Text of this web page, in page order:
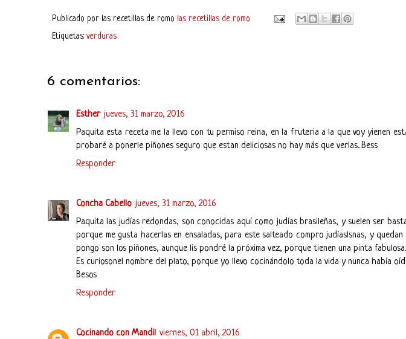
Publicado por las recetillas de romo las recetillas de romo
Etiquetas: verduras
6 comentarios:
Esther jueves, 31 marzo, 2016
Paquita esta receta me la llevo con tu permiso reina, en la fruteria a la que voy yienen
probaré a ponerle piñones seguro que estan deliciosas no hay más que verlas...Bess
Responder
Concha Cabello jueves, 31 marzo, 2016
Paquita las judías redondas, son conocidas aquí como judías brasileñas, y suelen ser
porque me gusta hacerlas en ensaladas, para este salteado compro judíaslsnas, y
pongo son los piñones, aunque lis pondré la próxima vez, porque tienen una pinta fabulosa.
Es curiosonel nombre del plato, porque yo llevo cocinándolo toda la vida y nunca había
Besos
Responder
Cocinando con Mandil viernes, 01 abril, 2016